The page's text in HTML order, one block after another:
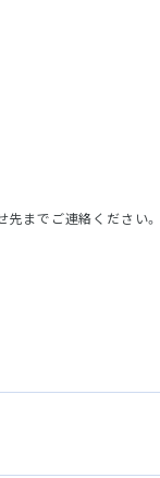
までご連絡ください。